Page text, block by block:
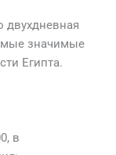
двухдневная
значимые
Египта.
в